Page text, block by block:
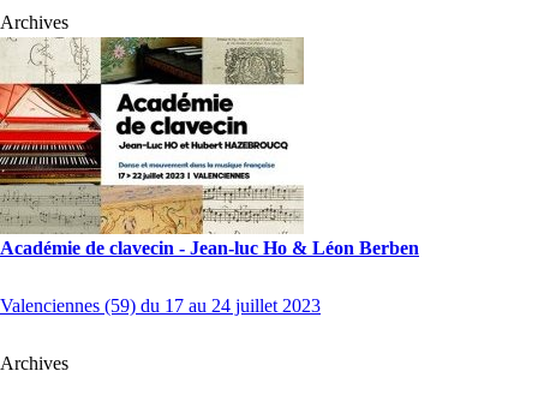
Archives
Académie de clavecin - Jean-luc Ho & Léon Berben
Valenciennes (59) du 17 au 24 juillet 2023
Archives